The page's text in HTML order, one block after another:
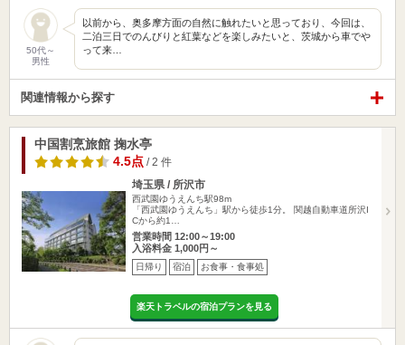
50代～
男性
以前から、奥多摩方面の自然に触れたいと思っており、今回は、
二泊三日でのんびりと紅葉などを楽しみたいと、茨城から車でや
って来…
関連情報から探す
中国割烹旅館 掬水亭
4.5点 / 2 件
埼玉県 / 所沢市
西武園ゆうえんち駅98m
「西武園ゆうえんち」駅から徒歩1分。 関越自動車道所沢I
Cから約1…
営業時間 12:00～19:00
入浴料金 1,000円～
日帰り 宿泊 お食事・食事処
楽天トラベルの宿泊プランを見る